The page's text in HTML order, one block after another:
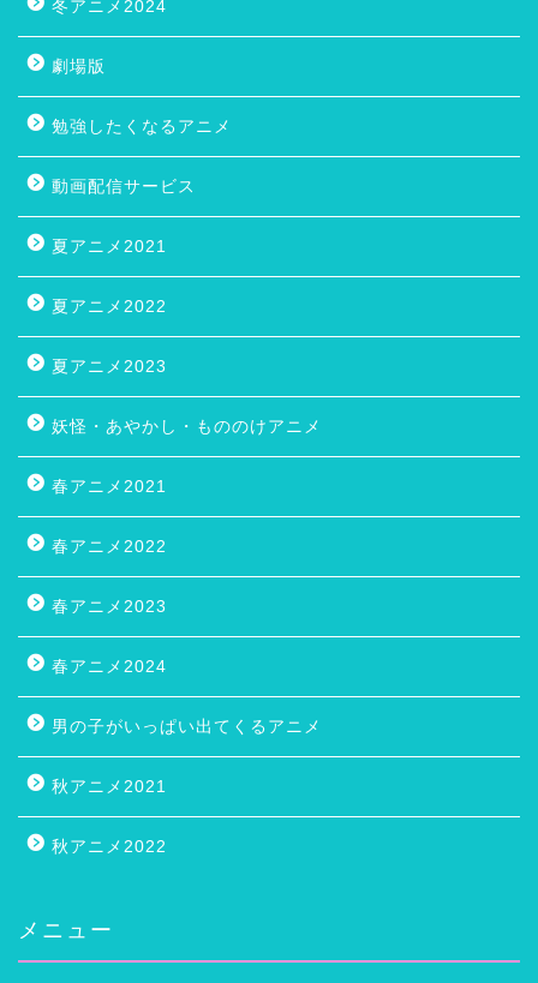
冬アニメ2024
劇場版
勉強したくなるアニメ
動画配信サービス
夏アニメ2021
夏アニメ2022
夏アニメ2023
妖怪・あやかし・もののけアニメ
春アニメ2021
春アニメ2022
春アニメ2023
春アニメ2024
男の子がいっぱい出てくるアニメ
秋アニメ2021
秋アニメ2022
メニュー